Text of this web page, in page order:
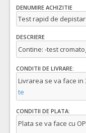
DENUMIRE ACHIZITIE
Test rapid de
DESCRIERE
Contine: -test
CONDITII DE LIVRARE:
Livrarea se va face in
te
CONDITII DE PLATA:
Plata se va face cu